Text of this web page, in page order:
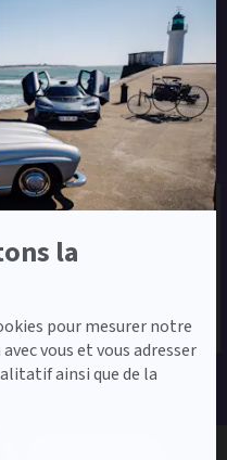
la
pour mesurer notre
vous et vous adresser
ainsi que de la
Garanties
qualité.